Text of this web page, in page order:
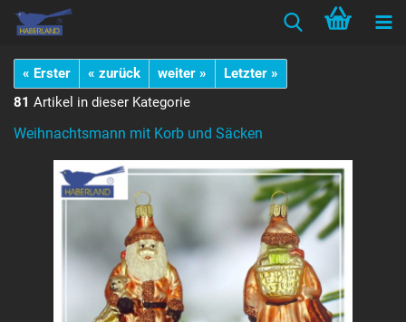
« Erster « zurück weiter »
Letzter »
81 Artikel in dieser Kategorie
Weihnachtsmann mit Korb und Säcken